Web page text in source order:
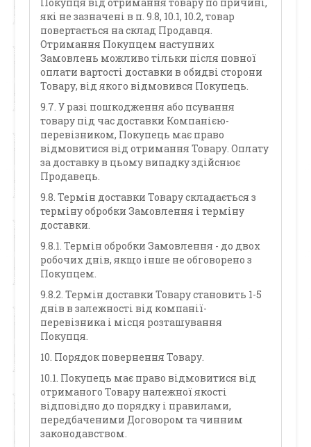
які не зазначені в п. 9.8, 10.1, 10.2, товар
повертається на склад Продавця.
Отримання Покупцем наступних
Замовлень можливо тільки після повної
оплати вартості доставки в обидві сторони
Товару, від якого відмовився Покупець.
9.7. У разі пошкодження або псування
товару під час доставки Компанією-
перевізником, Покупець має право
відмовитися від отримання Товару. Оплату
за доставку в цьому випадку здійснює
Продавець.
9.8. Термін доставки Товару складається з
терміну обробки Замовлення і терміну
доставки.
9.8.1. Термін обробки Замовлення - до двох
робочих днів, якщо інше не обговорено з
Покупцем.
9.8.2. Термін доставки Товару становить 1-5
днів в залежності від компанії-
перевізника і місця розташування
Покупця.
10. Порядок повернення Товару.
10.1. Покупець має право відмовитися від
отриманого Товару належної якості
відповідно до порядку і правилами,
передбаченими Договором та чинним
законодавством.